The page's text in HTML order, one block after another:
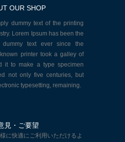
OUR SHOP
dummy text of the printing
Lorem Ipsum has been the
dummy text ever since the
printer took a galley of
it to make a type specimen
not only five centuries, but
typesetting, remaining.
見・ご要望
に快適にご利用いただけるよ